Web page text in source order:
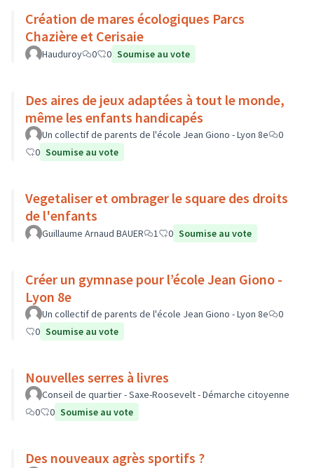
Création de mares écologiques Parcs
Chazière et Cerisaie
Hauduroy 0 0 Soumise au vote
Des aires de jeux adaptées à tout le monde,
même les enfants handicapés
Un collectif de parents de l'école Jean Giono - Lyon 8e
0
0 Soumise au vote
Vegetaliser et ombrager le square des droits
de l'enfants
Guillaume Arnaud BAUER 1 0 Soumise au vote
Créer un gymnase pour l’école Jean Giono -
Lyon 8e
Un collectif de parents de l'école Jean Giono - Lyon 8e
0
0 Soumise au vote
Nouvelles serres à livres
Conseil de quartier - Saxe-Roosevelt - Démarche citoyenne
0
0 Soumise au vote
Des nouveaux agrès sportifs ?